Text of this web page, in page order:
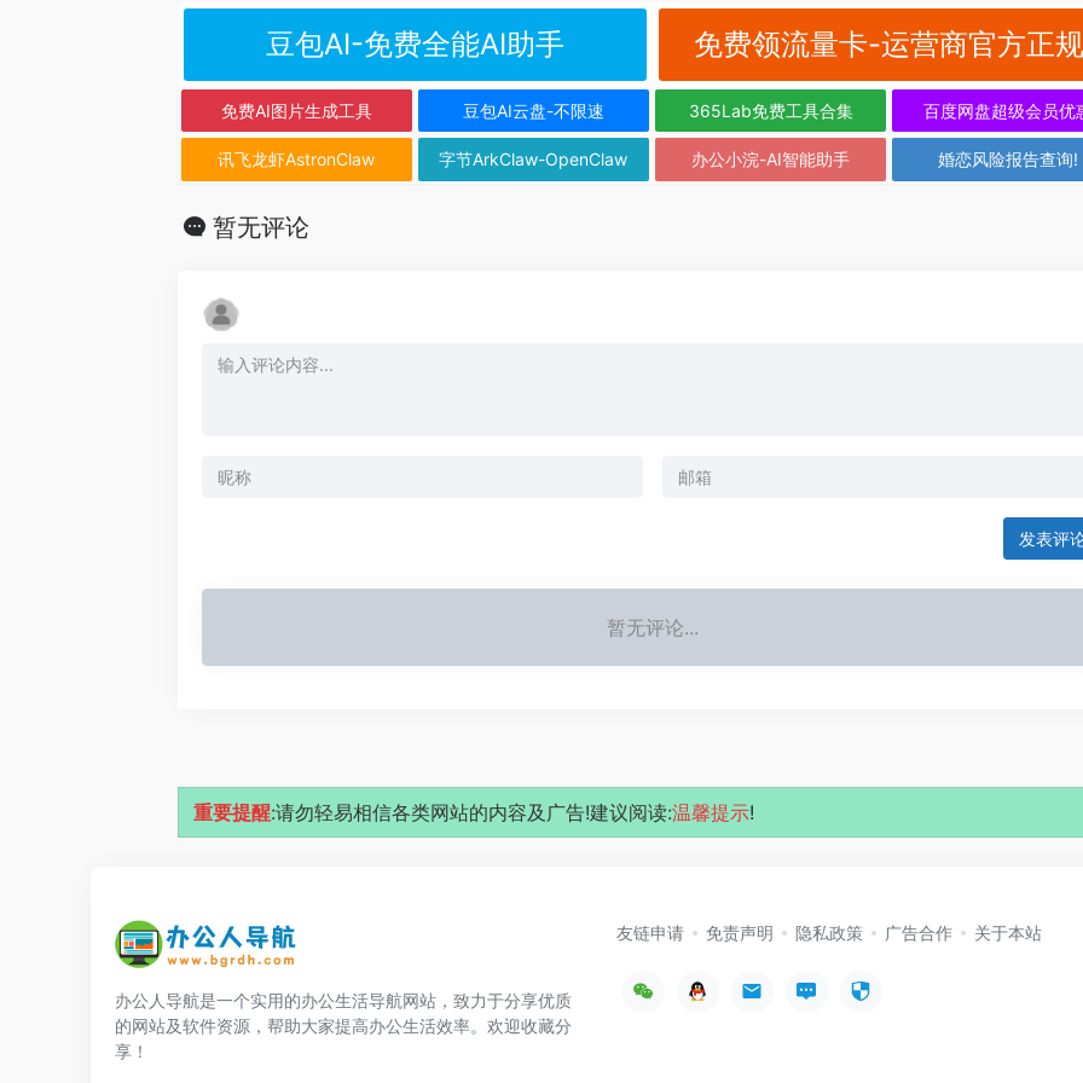
豆包AI-免费全能AI助手 免费领流量卡-运营商官方正规
免费AI图片生成工具 豆包AI云盘-不限速 365Lab免费工具合集 百度网盘超级会员优
讯飞龙虾AstronClaw 字节ArkClaw-OpenClaw 办公小浣-AI智能助手 婚恋风险报告查询!
暂无评论
发表评
暂无评论...
重要提醒:请勿轻易相信各类网站的内容及广告!建议阅读:温馨提示!
办公人导航是一个实用的办公生活导航网站，致力于分享优质
的网站及软件资源，帮助大家提高办公生活效率。欢迎收藏分
享！
友链申请 免责声明 隐私政策 广告合作 关于本站